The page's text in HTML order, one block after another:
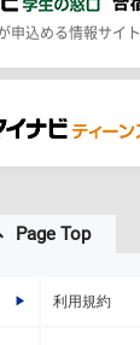
申込める情報サイト
Page Top
利用規約